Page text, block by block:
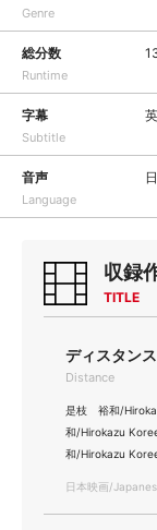
Genre
総分数
Runtime
字幕
Subtitle
音声
Language
収録
TITLE
ディスタン
Distance
是枝 裕和/
和/Hirokazu
和/Hirokazu
日本映画/